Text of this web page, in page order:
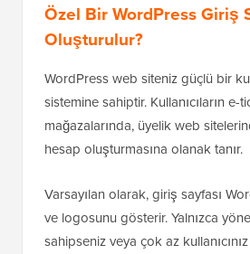
Özel Bir WordPress Giriş
Oluşturulur?
WordPress web siteniz güçlü bir
sistemine sahiptir. Kullanıcıların e-
mağazalarında, üyelik web
hesap oluşturmasına olanak tanır.
Varsayılan olarak, giriş sayfası
ve logosunu gösterir. Yalnızca
sahipseniz veya çok az